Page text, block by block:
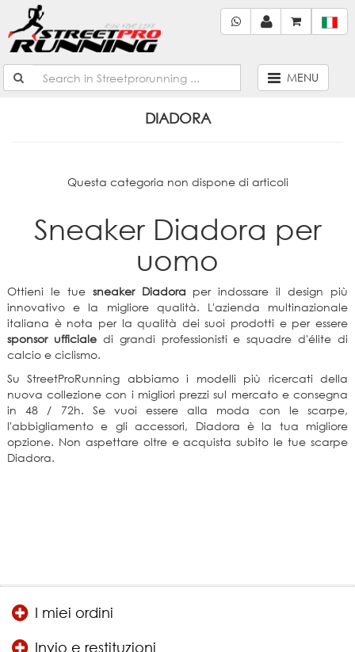
MENU
DIADORA
Questa categoria non dispone di articoli
Sneaker Diadora per
uomo
Ottieni le tue sneaker Diadora per indossare il design più
innovativo e la migliore qualità. L'azienda multinazionale
italiana è nota per la qualità dei suoi prodotti e per essere
sponsor ufficialedi grandi professionisti e squadre d'élite di
calcio e ciclismo.
Su StreetProRunning abbiamo i modelli più ricercati della
nuova collezione con i migliori prezzi sul mercato e consegna
in 48 / 72h. Se vuoi essere alla moda con le scarpe,
l'abbigliamento e gli accessori, Diadora è la tua migliore
opzione. Non aspettare oltre e acquista subito le tue scarpe
Diadora.
I miei ordini
Invio e restituzioni